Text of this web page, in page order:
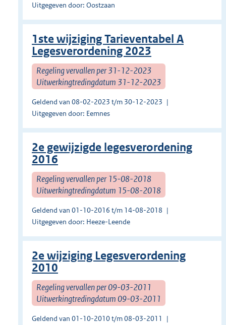
Uitgegeven door: Oostzaan
1ste wijziging Tarieventabel A
Legesverordening 2023
Regeling vervallen per 31-12-2023
Uitwerkingtredingdatum 31-12-2023
Geldend van 08-02-2023 t/m 30-12-2023
Uitgegeven door: Eemnes
2e gewijzigde legesverordening
2016
Regeling vervallen per 15-08-2018
Uitwerkingtredingdatum 15-08-2018
Geldend van 01-10-2016 t/m 14-08-2018
Uitgegeven door: Heeze-Leende
2e wijziging Legesverordening
2010
Regeling vervallen per 09-03-2011
Uitwerkingtredingdatum 09-03-2011
Geldend van 01-10-2010 t/m 08-03-2011